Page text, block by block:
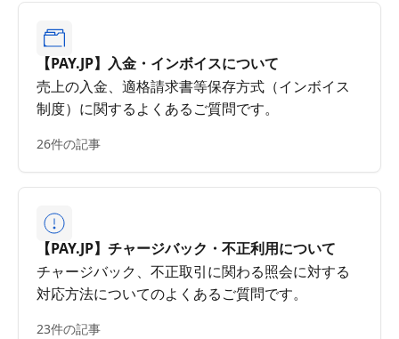
【PAY.JP】入金・インボイスについて
売上の入金、適格請求書等保存方式（インボイス
制度）に関するよくあるご質問です。
26件の記事
【PAY.JP】チャージバック・不正利用について
チャージバック、不正取引に関わる照会に対する
対応方法についてのよくあるご質問です。
23件の記事